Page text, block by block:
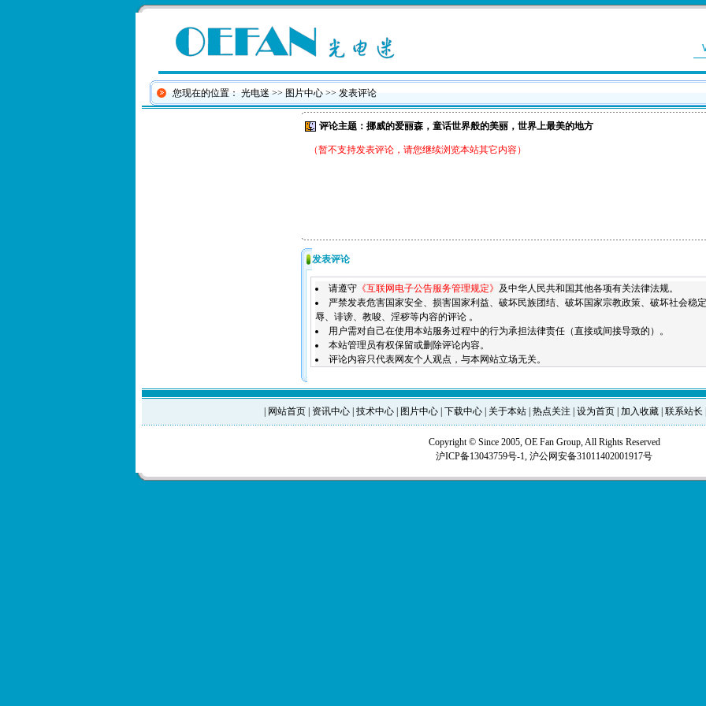
您现在的位置： 光电迷 >> 图片中心 >> 发表评论
评论主题：挪威的爱丽森，童话世界般的美丽，世界上最美的地方
（暂不支持发表评论，请您继续浏览本站其它内容）
发表评论
请遵守 《互联网电子公告服务管理规定》 及中华人民共和国其他各项有关法律法规。
严禁发表危害国家安全、损害国家利益、破坏民族团结、破坏国家宗教政策、破坏社会稳
辱、诽谤、教唆、淫秽等内容的评论 。
用户需对自己在使用本站服务过程中的行为承担法律责任（直接或间接导致的）。
本站管理员有权保留或删除评论内容。
评论内容只代表网友个人观点，与本网站立场无关。
网站首页 资讯中心 技术中心 图片中心 下载中心 关于本站 热点关注 设为首页 加入收藏 联系站长
Copyright © Since 2005, OE Fan Group, All Rights Reserved
沪ICP备13043759号-1, 沪公网安备31011402001917号